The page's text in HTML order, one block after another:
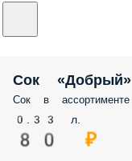
Сок «Добрый»
Сок в ассортименте
0.33 л.
80 ₽